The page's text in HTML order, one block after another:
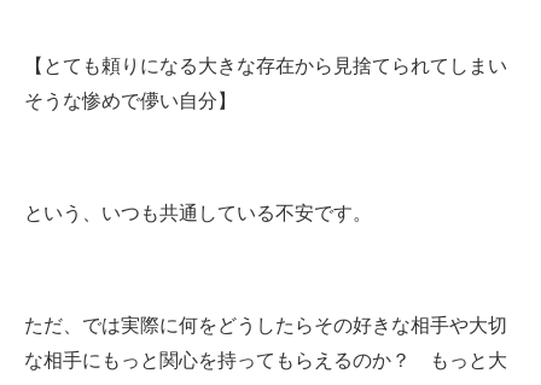
【とても頼りになる大きな存在から見捨てられてしまい
そうな惨めで儚い自分】
という、いつも共通している不安です。
ただ、では実際に何をどうしたらその好きな相手や大切
な相手にもっと関心を持ってもらえるのか？ もっと大